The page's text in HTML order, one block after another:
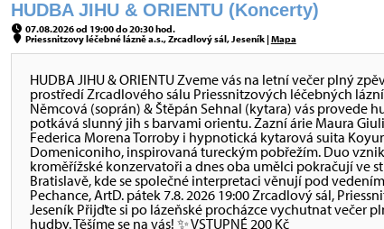
HUDBA JIHU & ORIENTU (Koncerty)
07.08.2026 od 19:00 do 20:30 hod.
Priessnitzovy léčebné lázně a.s., Zrcadlový sál, Jeseník |Mapa
HUDBA JIHU & ORIENTU Zveme vás na letní večer plný
prostředí Zrcadlového sálu Priessnitzových léčebných
Němcová (soprán) & Štěpán Sehnal (kytara) vás provede
potkává slunný jih s barvami orientu. Zazní árie Maura
Federica Morena Torroby i hypnotická kytarová suita
Domeniconiho, inspirovaná tureckým pobřežím. Duo
kroměřížské konzervatoři a dnes oba umělci pokračují ve
Bratislavě, kde se společné interpretaci věnují pod
Pechance, ArtD. pátek 7.8. 2026 19:00 Zrcadlový sál,
Jeseník Přijďte si po lázeňské procházce vychutnat večer
hudby. Těšíme se na vás! ✨ VSTUPNÉ 200 Kč